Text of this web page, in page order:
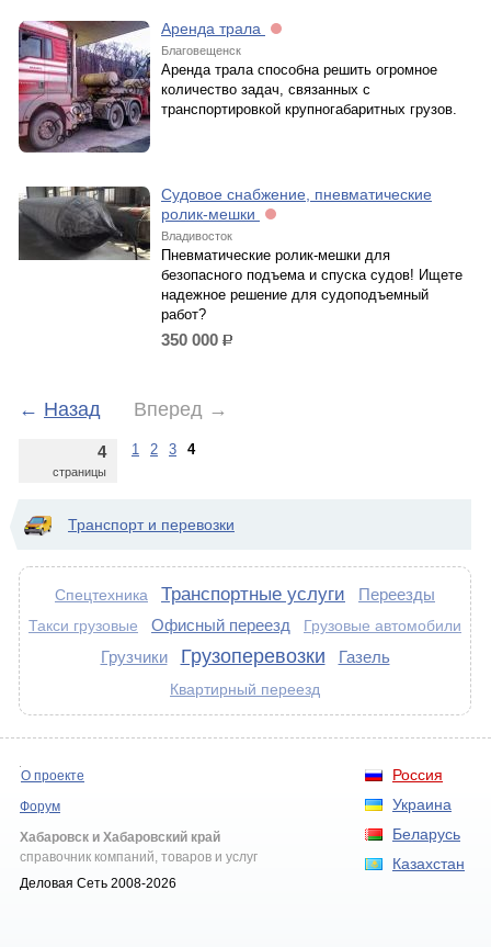
Аренда трала
Благовещенск
Аренда трала способна решить огромное
количество задач, связанных с
транспортировкой крупногабаритных грузов.
Судовое снабжение, пневматические
ролик-мешки
Владивосток
Пневматические ролик-мешки для
безопасного подъема и спуска судов! Ищете
надежное решение для судоподъемный
работ?
350 000 р.
← Назад Вперед →
4
страницы
1 2 3 4
Транспорт и перевозки
Спецтехника Транспортные услуги Переезды
Такси грузовые Офисный переезд Грузовые автомобили
Грузчики Грузоперевозки Газель
Квартирный переезд
Россия
Украина
Беларусь
Казахстан
О проекте
Форум
Хабаровск и Хабаровский край
справочник компаний, товаров и услуг
Деловая Сеть 2008-2026